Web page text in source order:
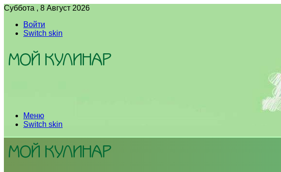
Суббота , 8 Август 2026
Войти
Switch skin
Меню
Switch skin